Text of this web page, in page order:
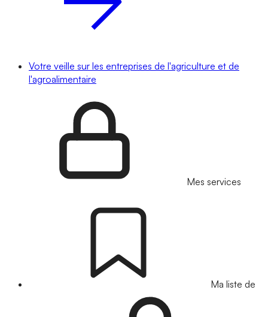
Votre veille sur les entreprises de l'agriculture et de
l'agroalimentaire
Mes services
Ma liste de